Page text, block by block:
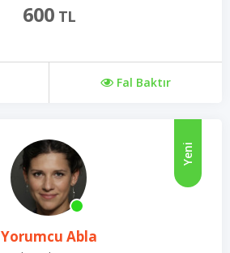
600 TL
Fal Baktır
Yeni
Yorumcu Abla